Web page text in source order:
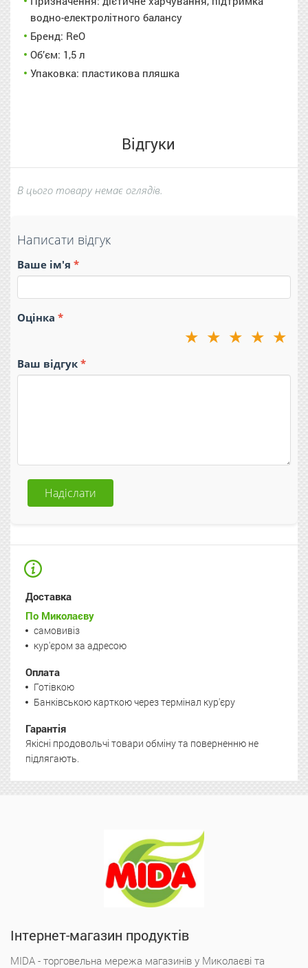
водно-електролітного балансу
Бренд: ReO
Об’єм: 1,5 л
Упаковка: пластикова пляшка
Відгуки
В цього товару немає оглядів.
Написати відгук
Ваше ім'я
Оцінка
★
★
★
★
★
Ваш відгук
Надіслати
Доставка
По Миколаєву
самовивіз
кур'єром за адресою
Оплата
Готівкою
Банківською карткою через термінал кур'єру
Гарантія
Якісні продовольчі товари обміну та поверненню не
підлягають.
Інтернет-магазин продуктів
MIDA - торговельна мережа магазинів у Миколаєві та